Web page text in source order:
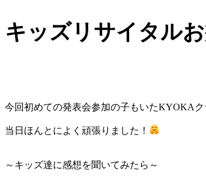
キッズリサイタル
今回初めての発表会参加の子もいたKYOKAク
当日ほんとによく頑張りました！
～キッズ達に感想を聞いてみたら～